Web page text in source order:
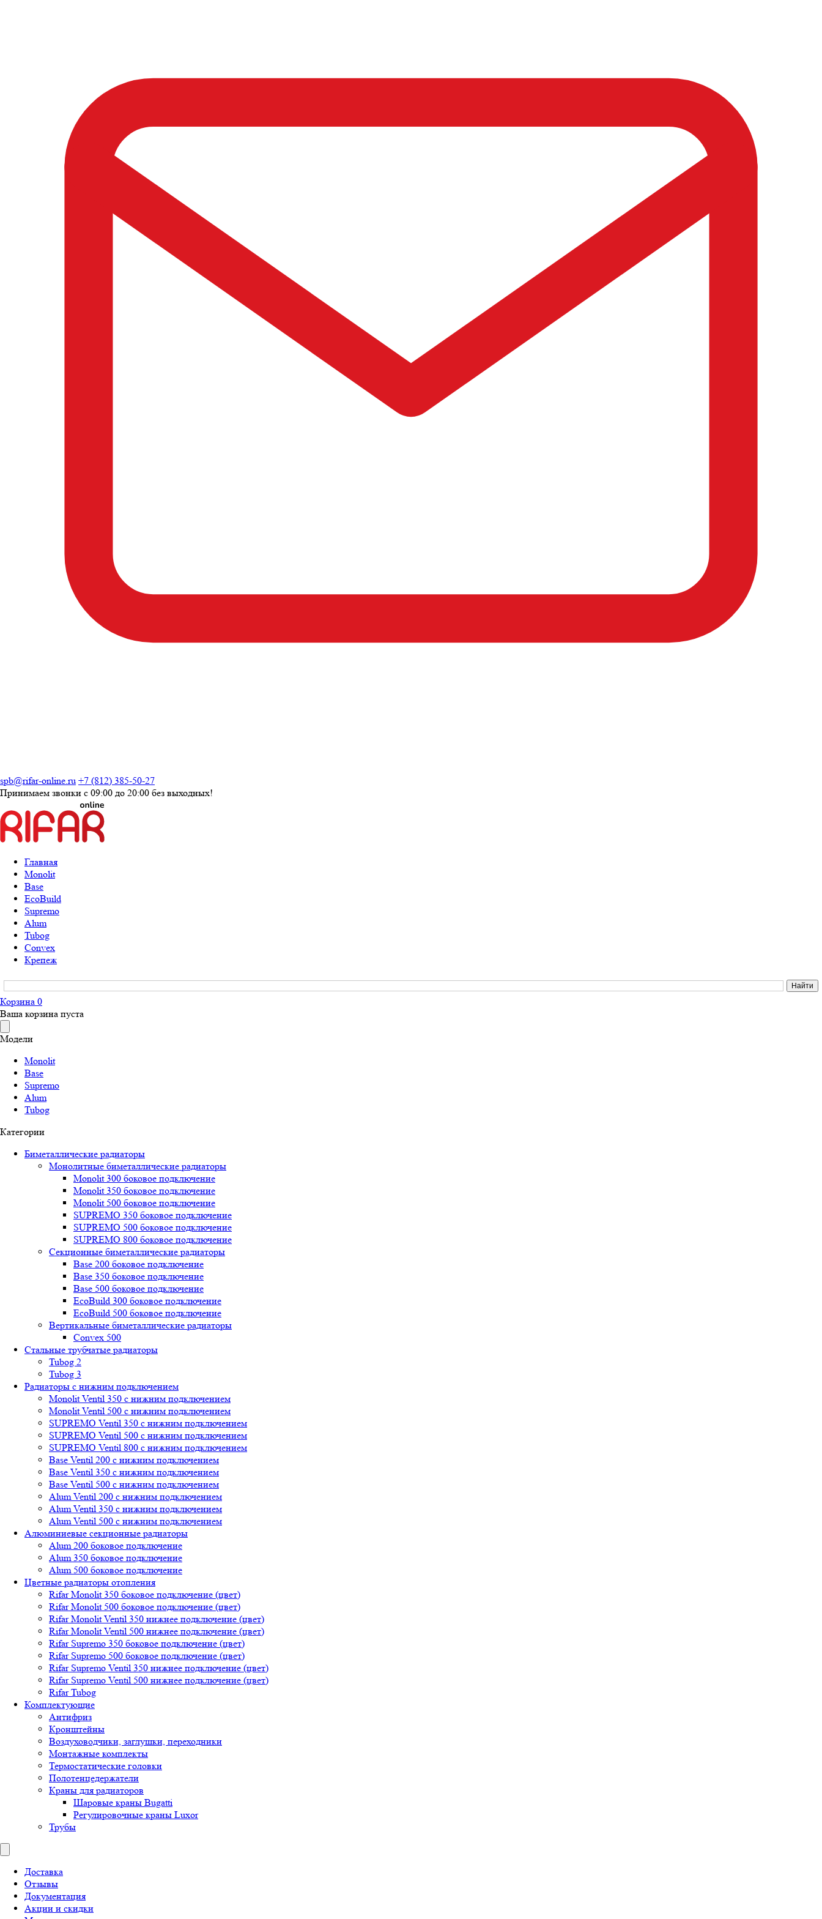
spb@rifar-online.ru +7 (812) 385-50-27
Принимаем звонки с 09:00 до 20:00 без выходных!
Главная
Monolit
Base
EcoBuild
Supremo
Alum
Tubog
Convex
Крепеж
Корзина 0
Ваша корзина пуста
Модели
Monolit
Base
Supremo
Alum
Tubog
Категории
Биметаллические радиаторы
Монолитные биметаллические радиаторы
Mоnоlit 300 боковое подключение
Mоnоlit 350 боковое подключение
Mоnоlit 500 боковое подключение
SUРREMО 350 боковое подключение
SUРREMО 500 боковое подключение
SUРREMО 800 боковое подключение
Секционные биметаллические радиаторы
Base 200 боковое подключение
Base 350 боковое подключение
Base 500 боковое подключение
EcoBuild 300 боковое подключение
EcoBuild 500 боковое подключение
Вертикальные биметаллические радиаторы
Convex 500
Стальные трубчатые радиаторы
Tubog 2
Tubog 3
Радиаторы с нижним подключением
Monolit Ventil 350 с нижним подключением
Monolit Ventil 500 с нижним подключением
SUPREMO Ventil 350 с нижним подключением
SUPREMO Ventil 500 с нижним подключением
SUPREMO Ventil 800 с нижним подключением
Base Ventil 200 с нижним подключением
Base Ventil 350 с нижним подключением
Base Ventil 500 с нижним подключением
Alum Ventil 200 с нижним подключением
Alum Ventil 350 с нижним подключением
Alum Ventil 500 с нижним подключением
Алюминиевые секционные радиаторы
Alum 200 боковое подключение
Alum 350 боковое подключение
Alum 500 боковое подключение
Цветные радиаторы отопления
Rifar Monolit 350 боковое подключение (цвет)
Rifar Monolit 500 боковое подключение (цвет)
Rifar Monolit Ventil 350 нижнее подключение (цвет)
Rifar Monolit Ventil 500 нижнее подключение (цвет)
Rifar Supremo 350 боковое подключение (цвет)
Rifar Supremo 500 боковое подключение (цвет)
Rifar Supremo Ventil 350 нижнее подключение (цвет)
Rifar Supremo Ventil 500 нижнее подключение (цвет)
Rifar Tubog
Комплектующие
Антифриз
Кронштейны
Воздуховодчики, заглушки, переходники
Монтажные комплекты
Термостатические головки
Полотенцедержатели
Краны для радиаторов
Шаровые краны Bugatti
Регулировочные краны Luxor
Трубы
Доставка
Отзывы
Документация
Акции и скидки